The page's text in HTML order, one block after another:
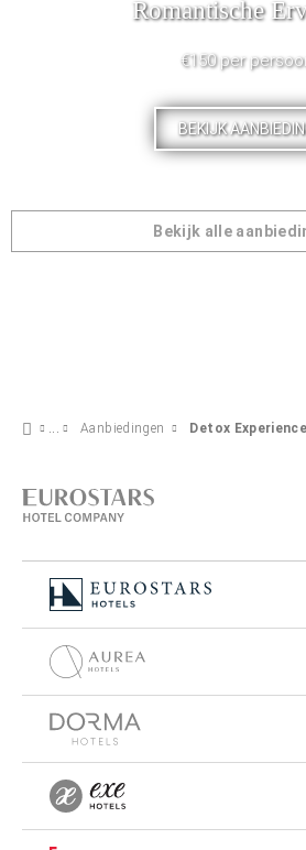
Romantische
€150 per
BEKIJK
Bekijk alle
Aanbiedingen Detox Experience